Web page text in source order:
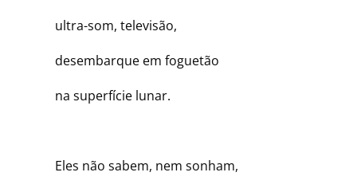
ultra-som, televisão,
desembarque em foguetão
na superfície lunar.
Eles não sabem, nem sonham,